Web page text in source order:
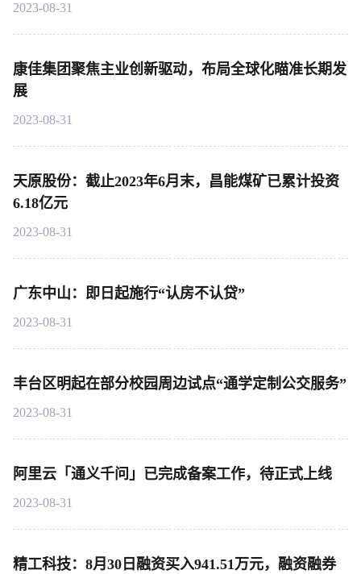
2023-08-31
康佳集团聚焦主业创新驱动，布局全球化瞄准长期发
展
2023-08-31
天原股份：截止2023年6月末，昌能煤矿已累计投资
6.18亿元
2023-08-31
广东中山：即日起施行“认房不认贷”
2023-08-31
丰台区明起在部分校园周边试点“通学定制公交服务”
2023-08-31
阿里云「通义千问」已完成备案工作，待正式上线
2023-08-31
精工科技：8月30日融资买入941.51万元，融资融券